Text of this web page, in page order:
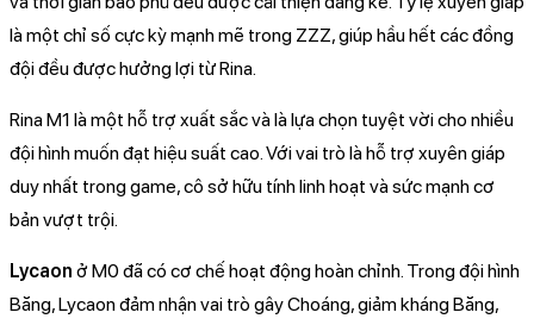
là một chỉ số cực kỳ mạnh mẽ trong ZZZ, giúp hầu hết các đồng
đội đều được hưởng lợi từ Rina.
Rina M1 là một hỗ trợ xuất sắc và là lựa chọn tuyệt vời cho nhiều
đội hình muốn đạt hiệu suất cao. Với vai trò là hỗ trợ xuyên giáp
duy nhất trong game, cô sở hữu tính linh hoạt và sức mạnh cơ
bản vượt trội.
Lycaon ở M0 đã có cơ chế hoạt động hoàn chỉnh. Trong đội hình
Băng, Lycaon đảm nhận vai trò gây Choáng, giảm kháng Băng,